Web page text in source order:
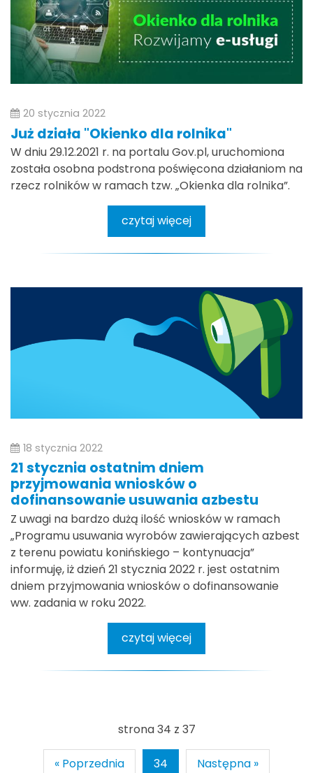
20 stycznia 2022
Już działa "Okienko dla rolnika"
W dniu 29.12.2021 r. na portalu Gov.pl, uruchomiona
została osobna podstrona poświęcona działaniom na
rzecz rolników w ramach tzw. „Okienka dla rolnika”.
czytaj więcej
18 stycznia 2022
21 stycznia ostatnim dniem
przyjmowania wniosków o
dofinansowanie usuwania azbestu
Z uwagi na bardzo dużą ilość wniosków w ramach
„Programu usuwania wyrobów zawierających azbest
z terenu powiatu konińskiego – kontynuacja”
informuję, iż dzień 21 stycznia 2022 r. jest ostatnim
dniem przyjmowania wniosków o dofinansowanie
ww. zadania w roku 2022.
czytaj więcej
strona 34 z 37
« Poprzednia 34 Następna »